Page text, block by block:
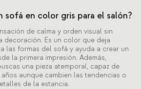
sofá en color gris para el salón?
de calma y orden visual sin
decoración. Es un color que deja
las formas del sofá y ayuda a crear un
la primera impresión. Además,
una pieza atemporal, capaz de
aunque cambien las tendencias o
de la estancia.